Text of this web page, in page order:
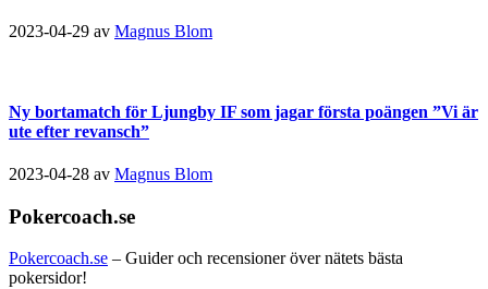
2023-04-29 av Magnus Blom
Ny bortamatch för Ljungby IF som jagar första poängen ”Vi är
ute efter revansch”
2023-04-28 av Magnus Blom
Pokercoach.se
Pokercoach.se – Guider och recensioner över nätets bästa
pokersidor!